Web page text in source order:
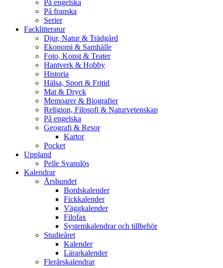
På engelska
På franska
Serier
Facklitteratur
Djur, Natur & Trädgård
Ekonomi & Samhälle
Foto, Konst & Teater
Hantverk & Hobby
Historia
Hälsa, Sport & Fritid
Mat & Dryck
Memoarer & Biografier
Religion, Filosofi & Naturvetenskap
På engelska
Geografi & Resor
Kartor
Pocket
Uppland
Pelle Svanslös
Kalendrar
Årsbundet
Bordskalender
Fickkalender
Väggkalender
Filofax
Systemkalendrar och tillbehör
Studieåret
Kalender
Lärarkalender
Flerårskalendrar